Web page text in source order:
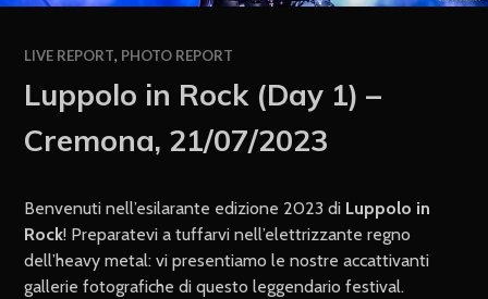
LIVE REPORT, PHOTO REPORT
Luppolo in Rock (Day 1) –
Cremona, 21/07/2023
Benvenuti nell’esilarante edizione 2023 di Luppolo in
Rock! Preparatevi a tuffarvi nell’elettrizzante regno
dell’heavy metal: vi presentiamo le nostre accattivanti
gallerie fotografiche di questo leggendario festival.